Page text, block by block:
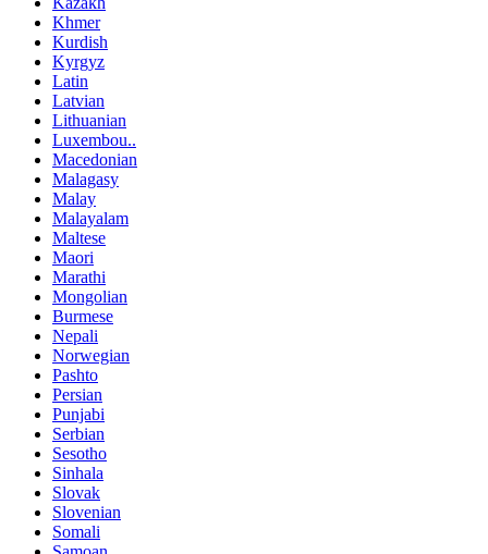
Khmer
Kurdish
Kyrgyz
Latin
Latvian
Lithuanian
Luxembou..
Macedonian
Malagasy
Malay
Malayalam
Maltese
Maori
Marathi
Mongolian
Burmese
Nepali
Norwegian
Pashto
Persian
Punjabi
Serbian
Sesotho
Sinhala
Slovak
Slovenian
Somali